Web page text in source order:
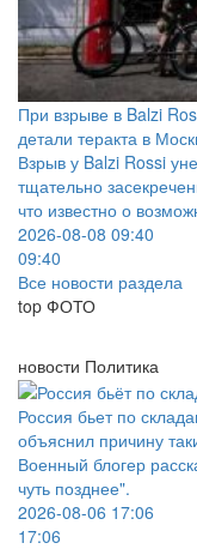
При взрыве в Balzi
детали теракта в
Взрыв у Balzi Rossi
тщательно
что известно о
2026-08-08 09:40
09:40
Все новости раздела
top ФОТО
новости Политика
Россия бьет по
объяснил причину
Военный блогер
чуть позднее".
2026-08-06 17:06
17:06